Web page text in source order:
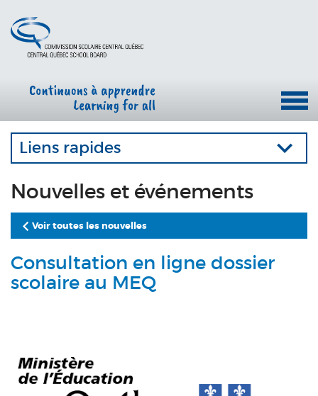
Liens rapides
Nouvelles et événements
Voir toutes les nouvelles
Consultation en ligne dossier
scolaire au MEQ